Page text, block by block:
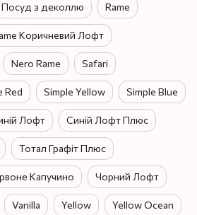
Посуд з деколлю Rame
Коричневий Лофт
Nero Rame Safari
Red Simple Yellow Simple Blue
Лофт Синій Лофт Плюс
Тотал Графіт Плюс
Капучино Чорний Лофт
Vanilla Yellow Yellow Ocean